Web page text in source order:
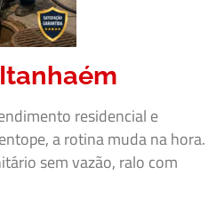
residencial e
a rotina muda na hora.
sem vazão, ralo com